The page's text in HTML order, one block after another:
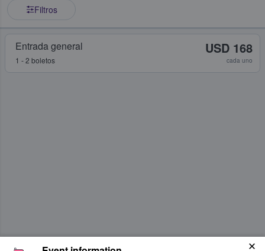
Filtros
Entrada general
1 - 2 boletos
USD 168
cada uno